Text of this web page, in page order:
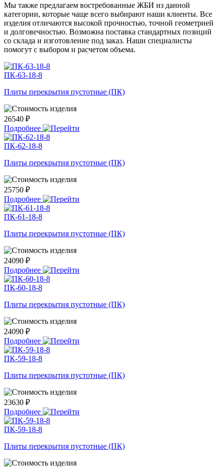
Мы также предлагаем востребованные ЖБИ из данной
категории, которые чаще всего выбирают наши клиенты. Все
изделия отличаются высокой прочностью, точной геометрией
и долговечностью. Возможна поставка стандартных позиций
со склада и изготовление под заказ. Наши специалисты
помогут с выбором и расчетом объема.
ПК-63-18-8
Плиты перекрытия пустотные (ПК)
26540 ₽
Подробнее
ПК-62-18-8
Плиты перекрытия пустотные (ПК)
25750 ₽
Подробнее
ПК-61-18-8
Плиты перекрытия пустотные (ПК)
24090 ₽
Подробнее
ПК-60-18-8
Плиты перекрытия пустотные (ПК)
24090 ₽
Подробнее
ПК-59-18-8
Плиты перекрытия пустотные (ПК)
23630 ₽
Подробнее
ПК-59-18-8
Плиты перекрытия пустотные (ПК)